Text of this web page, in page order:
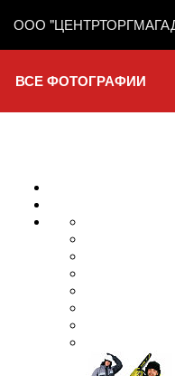
ООО
ВСЕ ФОТОГРАФИИ